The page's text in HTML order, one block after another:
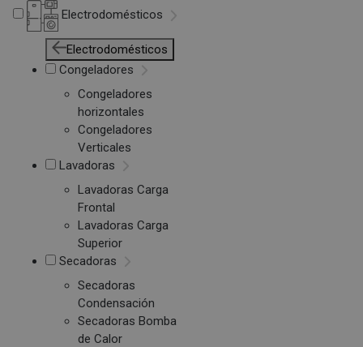
Electrodomésticos
Electrodomésticos
Congeladores
Congeladores
horizontales
Congeladores
Verticales
Lavadoras
Lavadoras Carga
Frontal
Lavadoras Carga
Superior
Secadoras
Secadoras
Condensación
Secadoras Bomba
de Calor